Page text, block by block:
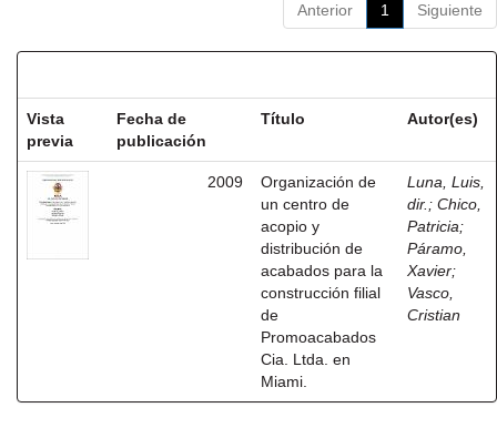
Anterior 1 Siguiente
Vista
previa
Fecha de
publicación
Título Autor(es)
2009
Organización de
un centro de
acopio y
distribución de
acabados para la
construcción filial
de
Promoacabados
Cia. Ltda. en
Miami.
Luna, Luis,
dir. ; Chico,
Patricia;
Páramo,
Xavier;
Vasco,
Cristian